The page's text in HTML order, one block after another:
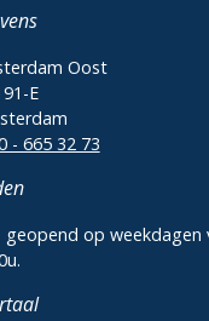
Oost
E
- 665 32 73
geopend op weekdagen